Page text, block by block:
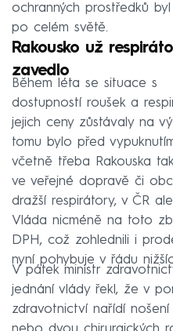
ochranných prostředků
po celém světě.
Rakousko už
zavedlo
Během léta se situace s
dostupností roušek a
jejich ceny zůstávaly na
tomu bylo před
včetně třeba Rakouska
ve veřejné dopravě či
dražší respirátory, v ČR
Vláda nicméně na toto
DPH, což zohlednili i
nyní pohybuje v řádu
V pátek ministr
jednání vlády řekl, že v
zdravotnictví nařídí